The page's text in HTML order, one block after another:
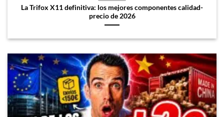
La Trifox X11 definitiva: los mejores componentes calidad-
precio de 2026